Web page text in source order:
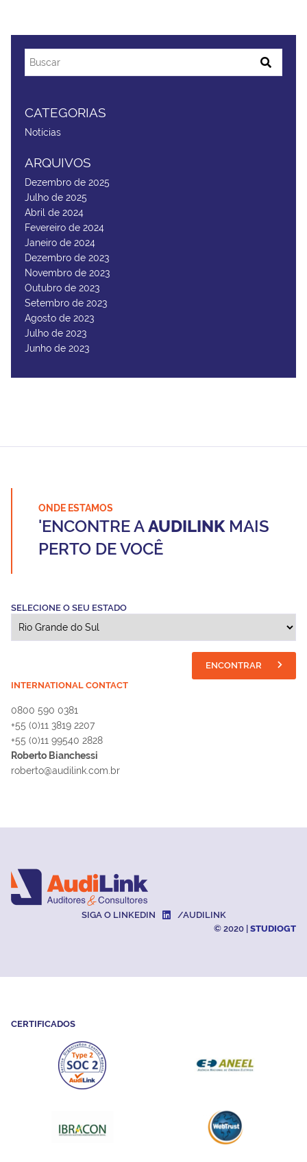
CATEGORIAS
Notícias
ARQUIVOS
Dezembro de 2025
Julho de 2025
Abril de 2024
Fevereiro de 2024
Janeiro de 2024
Dezembro de 2023
Novembro de 2023
Outubro de 2023
Setembro de 2023
Agosto de 2023
Julho de 2023
Junho de 2023
ONDE ESTAMOS
'ENCONTRE AAUDILINKMAIS
PERTO DE VOCÊ
SELECIONE O SEU ESTADO
ENCONTRAR
INTERNATIONAL CONTACT
0800 590 0381
+55 (0)11 3819 2207
+55 (0)11 99540 2828
Roberto Bianchessi
roberto@audilink.com.br
SIGA O LINKEDIN
/AUDILINK
© 2020 | STUDIOGT
CERTIFICADOS